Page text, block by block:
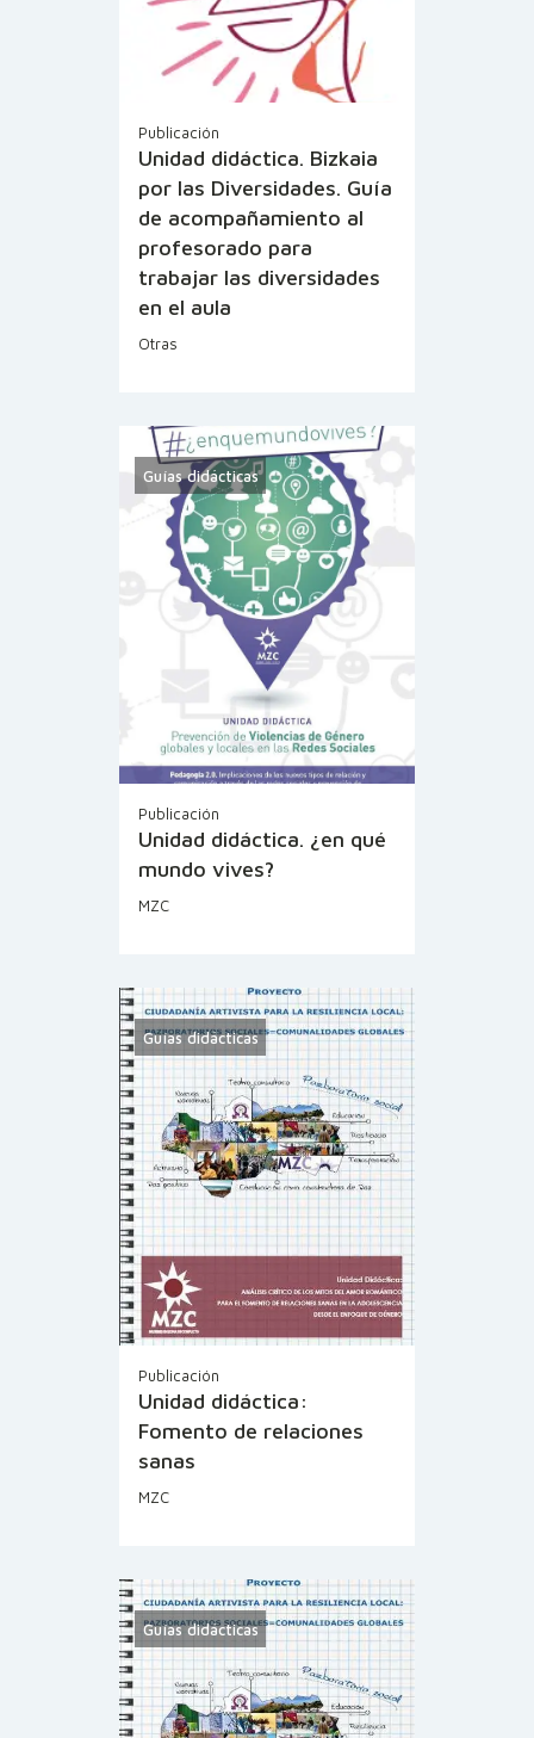
Publicación
Unidad didáctica. Bizkaia
por las Diversidades. Guía
de acompañamiento al
profesorado para
trabajar las diversidades
en el aula
Otras
Guías didácticas
Publicación
Unidad didáctica. ¿en qué
mundo vives?
MZC
Guías didácticas
Publicación
Unidad didáctica:
Fomento de relaciones
sanas
MZC
Guías didácticas